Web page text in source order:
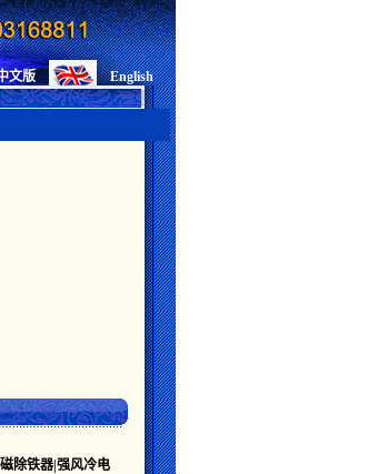
English
文版
除铁器|强风冷电